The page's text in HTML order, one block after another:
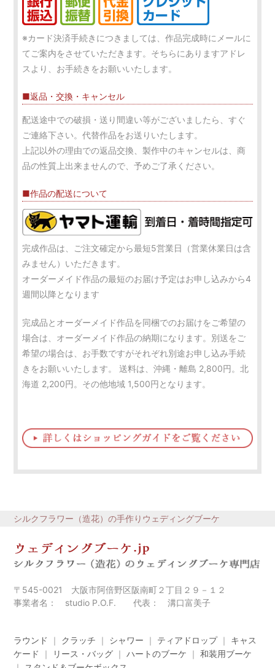
※カード決済手続きにつきましては、作品完成時にメールに
てご案内をさせていただきます。そちらにありますアドレ
スより、お手続きをお願いいたします。
■返品・交換・キャンセル
配送途中での破損・送り間違い等がございましたら、すぐ
ご連絡下さい。代替作品をお送りいたします。
上記以外の理由での返品交換、製作中のキャンセルは、商
品の性質上出来ませんので、予めご了承ください。
■作品の配送について
完成作品は、ご注文確定から最短5営業日（営業休業日は含
みません）いただきます。
オーダーメイド作品の最短のお届け予定はお申し込みから4
週間以降となります
完成品とオーダーメイド作品を同梱でのお届けをご希望の
場合は、オーダーメイド作品の納期になります。別送をご
希望の場合は、お手数ですがそれぞれ別途お申し込み手続
きをお願いいたします。 送料は、沖縄・離島 2,800円。北
海道 2,200円。その他地域 1,500円となります。
シルクフラワー（造花）の手作りウェディングブーケ
〒545-0021 大阪市阿倍野区阪南町２丁目２９－１２
事業者名： studio P.O.F. 代表： 溝口富美子
ラウンド ｜ クラッチ ｜ シャワー ｜ ティアドロップ｜ キャス
ケード
｜ リース・バッグ ｜ハートのブーケ ｜和装用ブーケ